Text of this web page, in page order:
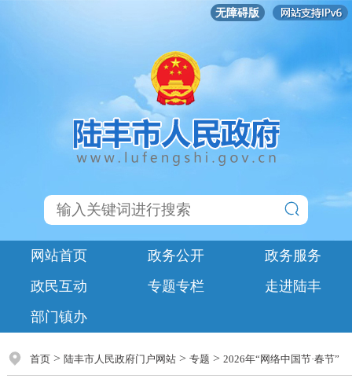
无障碍版
网站首页 政务公开
政务服务
政民互动
专题专栏
走进陆丰
部门镇办
首页> 陆丰市人民政府门户网站> 专题 > 2026年“网络中国节·春节”